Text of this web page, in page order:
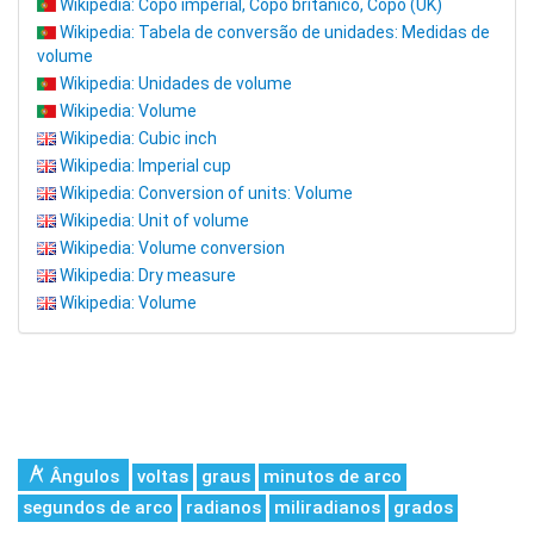
Wikipedia: Copo imperial, Copo britânico, Copo (UK)
Wikipedia: Tabela de conversão de unidades: Medidas de
volume
Wikipedia: Unidades de volume
Wikipedia: Volume
Wikipedia: Cubic inch
Wikipedia: Imperial cup
Wikipedia: Conversion of units: Volume
Wikipedia: Unit of volume
Wikipedia: Volume conversion
Wikipedia: Dry measure
Wikipedia: Volume
Ângulos voltas graus
minutos de arco
segundos de arco
radianos miliradianos grados